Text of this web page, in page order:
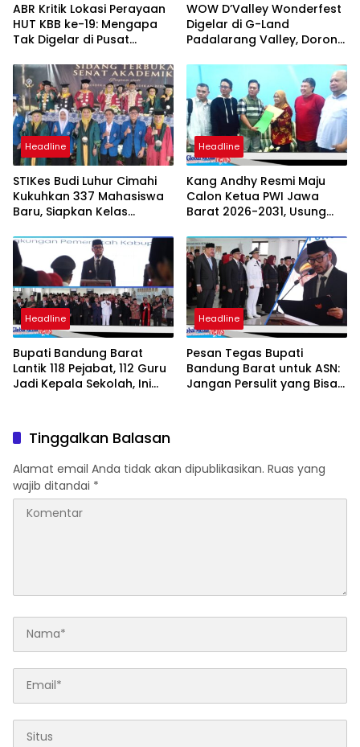
ABR Kritik Lokasi Perayaan
HUT KBB ke-19: Mengapa
Tak Digelar di Pusat
WOW D’Valley Wonderfest
Digelar di G-Land
Padalarang Valley, Dorong
Lokal
Headline
STIKes Budi Luhur Cimahi
Kukuhkan 337 Mahasiswa
Baru, Siapkan Kelas
Student Exchange ke
Filipina
Headline
Kang Andhy Resmi Maju
Calon Ketua PWI Jawa
Barat 2026-2031, Usung
Headline
Bupati Bandung Barat
Lantik 118 Pejabat, 112 Guru
Jadi Kepala Sekolah, Ini
Headline
Pesan Tegas Bupati
Bandung Barat untuk ASN:
Jangan Persulit yang Bisa
Tinggalkan Balasan
Alamat email Anda tidak akan dipublikasikan. Ruas yang
wajib ditandai *